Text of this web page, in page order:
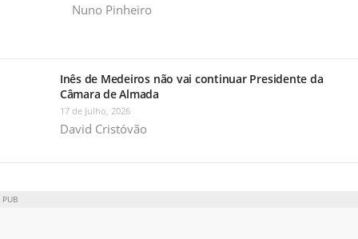
Nuno Pinheiro
Inês de Medeiros não vai continuar Presidente da
Câmara de Almada
17 de Julho, 2026
David Cristóvão
PUB